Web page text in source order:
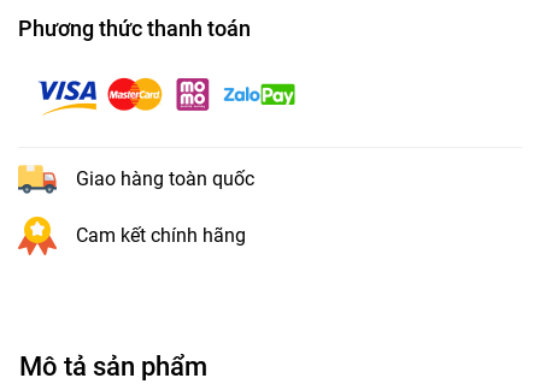
Phương thức thanh toán
Giao hàng toàn quốc
Cam kết chính hãng
Mô tả sản phẩm